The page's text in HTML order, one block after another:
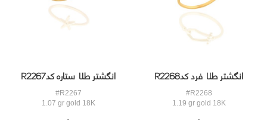
انگشتر طلا فرد کدR2268
#R2268
1.19 gr gold 18K
انگشتر طلا ستاره کدR2267
#R2267
1.07 gr gold 18K